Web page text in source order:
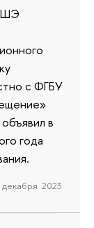
с ФГБУ
в
года
декабря 2023